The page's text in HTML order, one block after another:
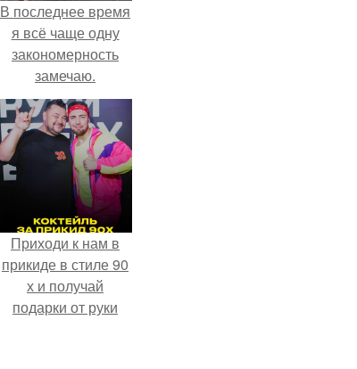
В последнее время
я всё чаще одну
закономерность
замечаю.
Приходи к нам в
прикиде в стиле 90
х и получай
подарки от руки